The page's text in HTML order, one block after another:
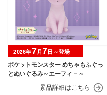
ポケットモンスター めちゃもふぐっ
とぬいぐるみ～エーフィ－～
2026年7月 7日～登場